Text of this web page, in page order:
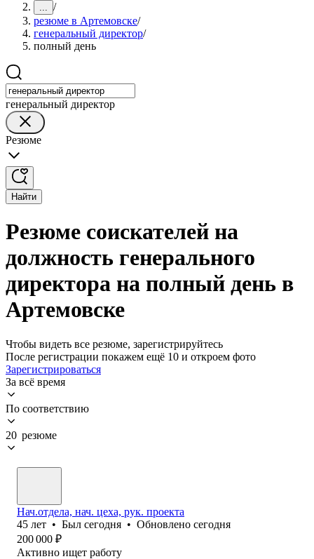
... /
резюме в Артемовске/
генеральный директор/
полный день
генеральный директор
Резюме
Найти
Резюме соискателей на
должность генерального
директора на полный день в
Артемовске
Чтобы видеть все резюме, зарегистрируйтесь
После регистрации покажем ещё 10 и откроем фото
Зарегистрироваться
За всё время
По соответствию
20 резюме
Нач.отдела, нач. цеха, рук. проекта
45 лет • Был сегодня • Обновлено сегодня
200 000 ₽
Активно ищет работу